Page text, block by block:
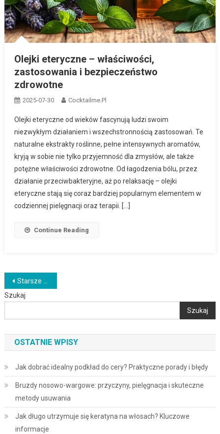
Olejki eteryczne – właściwości,
zastosowania i bezpieczeństwo
zdrowotne
2025-07-30 Cocktailme.pl
Olejki eteryczne od wieków fascynują ludzi swoim
niezwykłym działaniem i wszechstronnością zastosowań. Te
naturalne ekstrakty roślinne, pełne intensywnych aromatów,
kryją w sobie nie tylko przyjemność dla zmysłów, ale także
potężne właściwości zdrowotne. Od łagodzenia bólu, przez
działanie przeciwbakteryjne, aż po relaksację – olejki
eteryczne stają się coraz bardziej popularnym elementem w
codziennej pielęgnacji oraz terapii. […]
Continue Reading
Nawigacja
po
wpisach
Starsze wpisy
Szukaj
Szukaj
OSTATNIE WPISY
Jak dobrać idealny podkład do cery? Praktyczne porady i błędy
Bruzdy nosowo-wargowe: przyczyny, pielęgnacja i skuteczne
metody usuwania
Jak długo utrzymuje się keratyna na włosach? Kluczowe
informacje